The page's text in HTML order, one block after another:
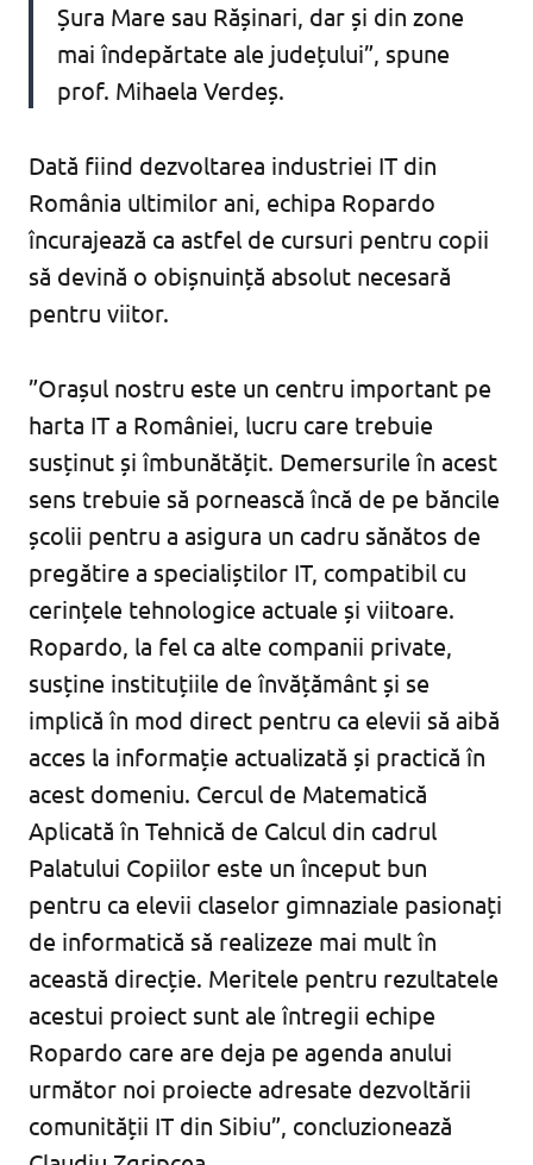
Șura Mare sau Rășinari, dar și din zone
mai îndepărtate ale județului”, spune
prof. Mihaela Verdeș.
Dată fiind dezvoltarea industriei IT din
România ultimilor ani, echipa Ropardo
încurajează ca astfel de cursuri pentru copii
să devină o obișnuință absolut necesară
pentru viitor.
”Orașul nostru este un centru important pe
harta IT a României, lucru care trebuie
susținut și îmbunătățit. Demersurile în acest
sens trebuie să pornească încă de pe băncile
școlii pentru a asigura un cadru sănătos de
pregătire a specialiștilor IT, compatibil cu
cerințele tehnologice actuale și viitoare.
Ropardo, la fel ca alte companii private,
susține instituțiile de învățământ și se
implică în mod direct pentru ca elevii să aibă
acces la informație actualizată și practică în
acest domeniu. Cercul de Matematică
Aplicată în Tehnică de Calcul din cadrul
Palatului Copiilor este un început bun
pentru ca elevii claselor gimnaziale pasionați
de informatică să realizeze mai mult în
această direcție. Meritele pentru rezultatele
acestui proiect sunt ale întregii echipe
Ropardo care are deja pe agenda anului
următor noi proiecte adresate dezvoltării
comunității IT din Sibiu”, concluzionează